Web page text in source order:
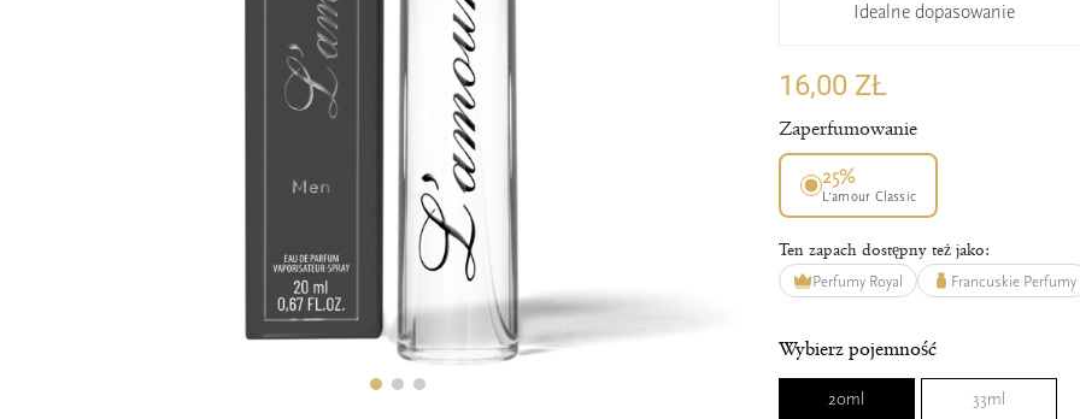
Idealne dopasowanie
16,00 ZŁ
Zaperfumowanie
25%
L’amour Classic
Ten zapach dostępny też jako:
Perfumy Royal Francuskie Perfumy
Wybierz pojemność
20ml 33ml